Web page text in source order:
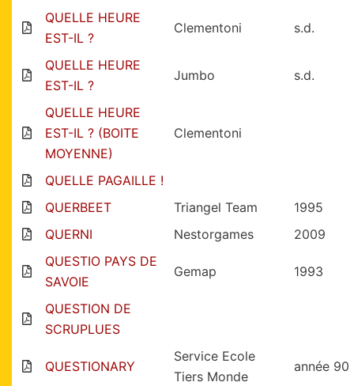
QUELLE HEURE
EST-IL ?
Clementoni s.d.
QUELLE HEURE
EST-IL ?
Jumbo s.d.
QUELLE HEURE
EST-IL ? (BOITE
MOYENNE)
Clementoni
QUELLE PAGAILLE !
QUERBEET
Triangel Team
1995
QUERNI
Nestorgames
2009
QUESTIO PAYS DE
SAVOIE
Gemap 1993
QUESTION DE
SCRUPLUES
QUESTIONARY
Service Ecole
Tiers Monde
année 90